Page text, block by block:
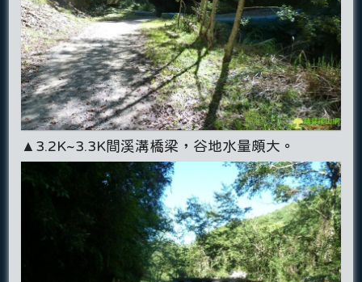
▲3.2K~3.3K間溪溝橋梁，谷地水量頗大。